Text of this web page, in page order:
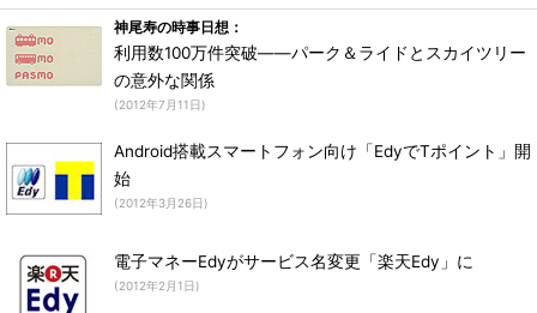
神尾寿の時事日想：
利用数100万件突破――パーク＆ライドとスカイツリー
の意外な関係
(2012年7月11日)
Android搭載スマートフォン向け「EdyでTポイント」開
始
(2012年3月26日)
電子マネーEdyがサービス名変更「楽天Edy」に
(2012年2月1日)